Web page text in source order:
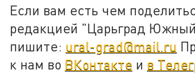
Если вам есть чем
редакцией "Царьград
пишите: ural-grad@mail.ru
к нам во ВКонтакте и в